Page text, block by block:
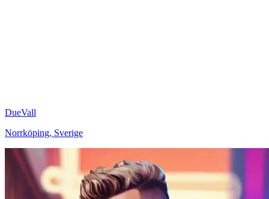
DueVall
Norrköping, Sverige